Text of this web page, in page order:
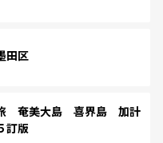
田区
奄美大島 喜界島 加計
訂版